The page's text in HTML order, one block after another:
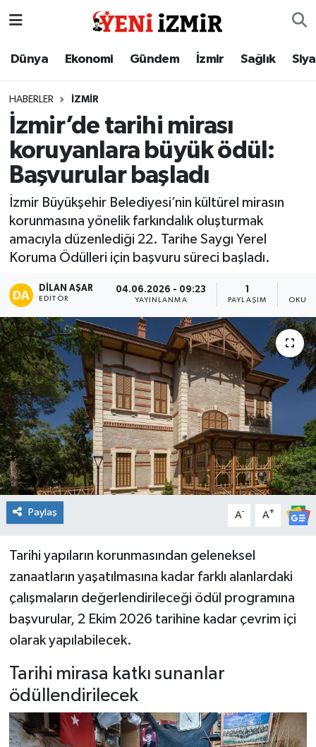
Dünya Ekonomi Gündem İzmir Sağlık
HABERLER İZMIR
İzmir’de tarihi mirası
koruyanlara büyük ödül:
Başvurular başladı
İzmir Büyükşehir Belediyesi’nin kültürel mirasın
korunmasına yönelik farkındalık oluşturmak
amacıyla düzenlediği 22. Tarihe Saygı Yerel
Koruma Ödülleri için başvuru süreci başladı.
DILAN AŞAR
EDITÖR
04.06.2026 - 09:23
YAYINLANMA PAYLAŞIM
Paylaş A- A+
Tarihi yapıların korunmasından geleneksel
zanaatların yaşatılmasına kadar farklı alanlardaki
çalışmaların değerlendirileceği ödül programına
başvurular, 2 Ekim 2026 tarihine kadar çevrim içi
olarak yapılabilecek.
Tarihi mirasa katkı sunanlar
ödüllendirilecek
Dünya
Gündem
İzmir
Sağlık
Siyaset
Spor
Teknoloji
Tatil ve Seyahat
Çevre
Okul Gazetesi
İzmir Nöbetçi Eczaneler
İzmir Namaz Vakitleri
İzmir Trafik Yoğunluk Haritası
Süper Lig Puan Durumu ve Fikstür
Tüm Manşetler